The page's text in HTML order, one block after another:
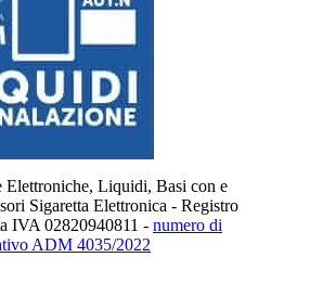
Elettroniche, Liquidi, Basi con e
Sigaretta Elettronica - Registro
IVA 02820940811 - numero di
ADM 4035/2022